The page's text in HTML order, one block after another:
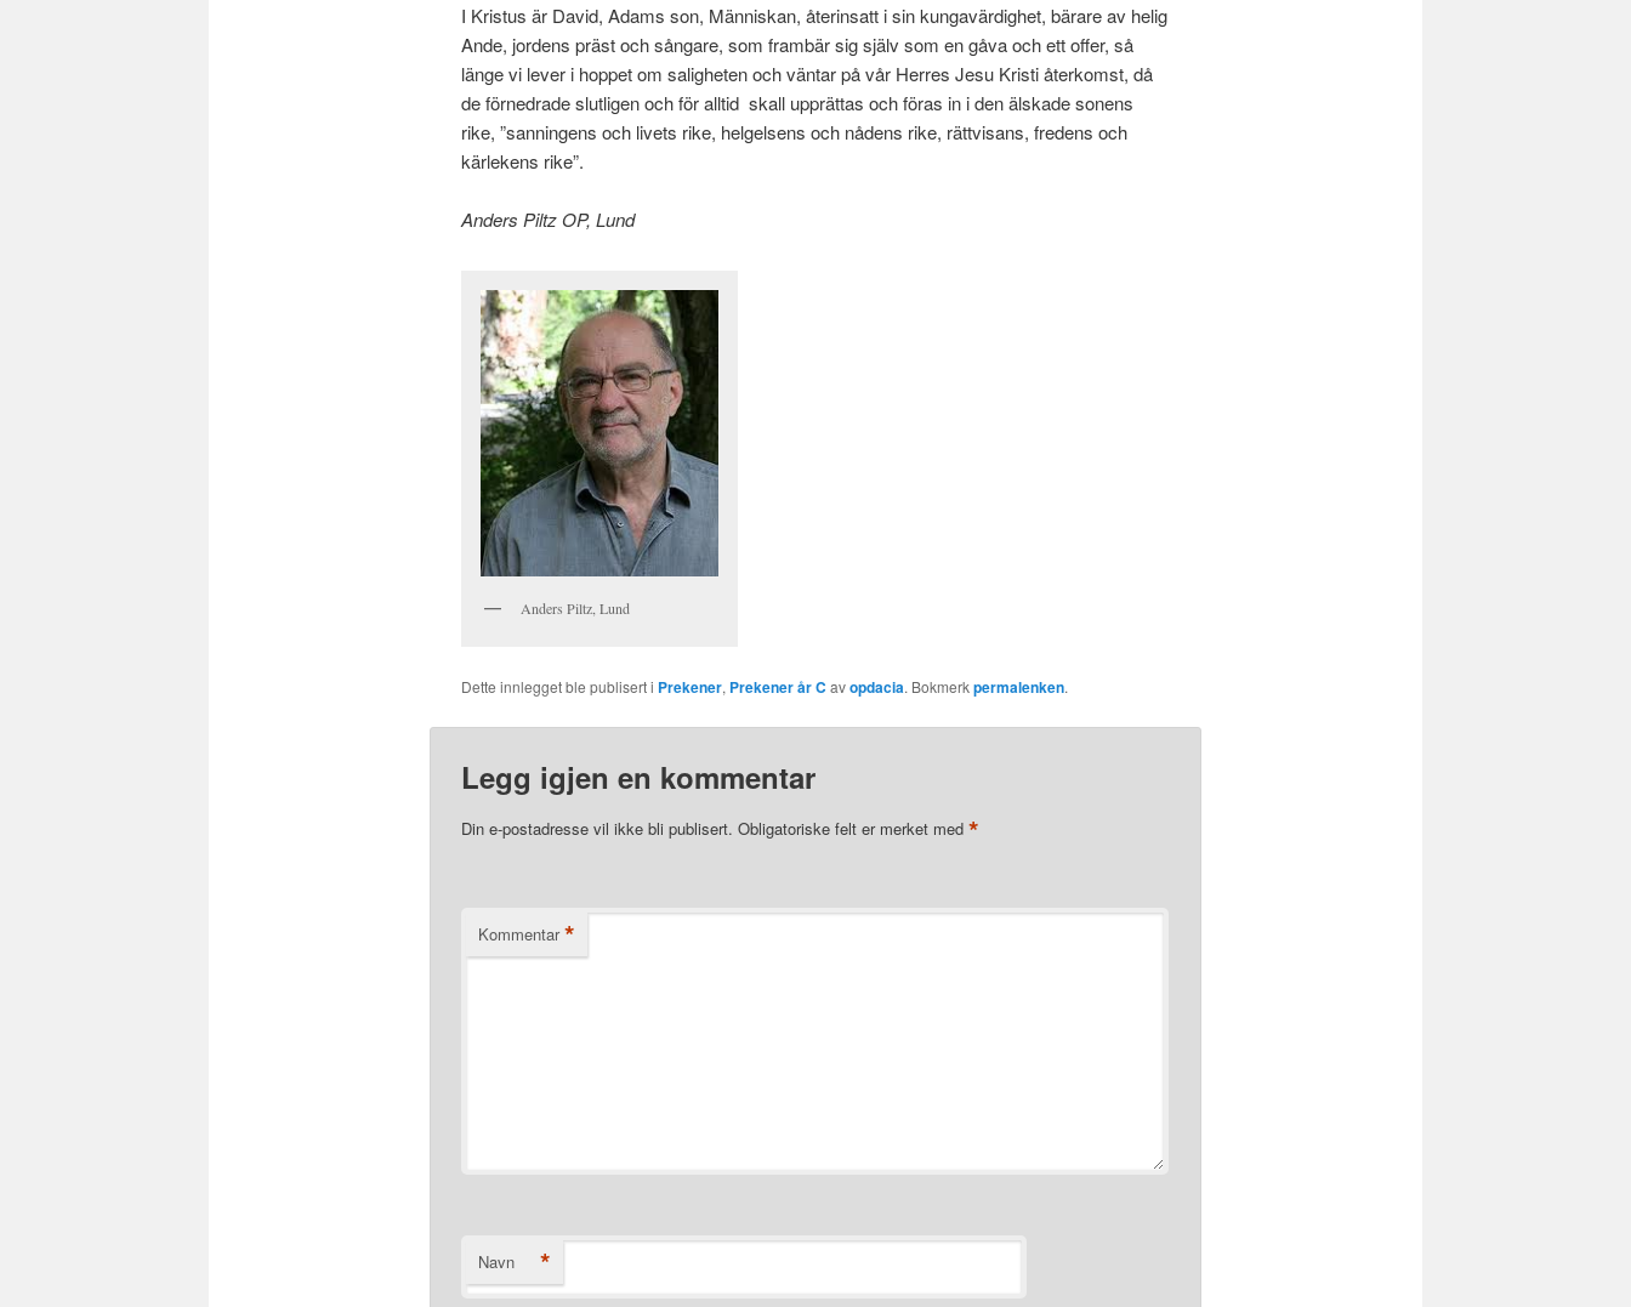
I Kristus är David, Adams son, Människan, återinsatt i sin kungavärdighet, bärare av helig
Ande, jordens präst och sångare, som frambär sig själv som en gåva och ett offer, så
länge vi lever i hoppet om saligheten och väntar på vår Herres Jesu Kristi återkomst, då
de förnedrade slutligen och för alltid skall upprättas och föras in i den älskade sonens
rike, ”sanningens och livets rike, helgelsens och nådens rike, rättvisans, fredens och
kärlekens rike”.
Anders Piltz OP, Lund
Anders Piltz, Lund
Dette innlegget ble publisert i Prekener, Prekener år C avopdacia. Bokmerkpermalenken.
Legg igjen en kommentar
Din e-postadresse vil ikke bli publisert. Obligatoriske felt er merket med *
Kommentar *
Navn *